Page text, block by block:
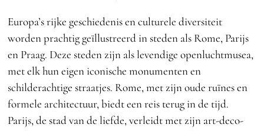
Europa’s rijke geschiedenis en culturele diversiteit
worden prachtig geïllustreerd in steden als Rome, Parijs
en Praag. Deze steden zijn als levendige openluchtmusea,
met elk hun eigen iconische monumenten en
schilderachtige straatjes. Rome, met zijn oude ruïnes en
formele architectuur, biedt een reis terug in de tijd.
Parijs, de stad van de liefde, verleidt met zijn art-deco-